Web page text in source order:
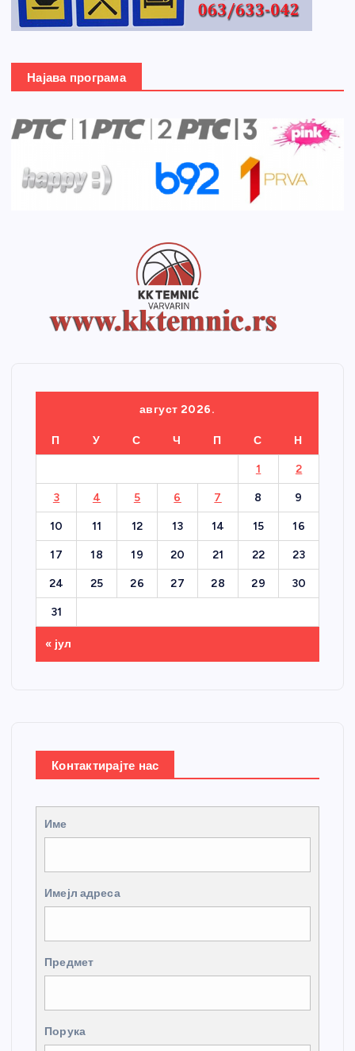
Најава програма
август 2026.
П У С Ч П С Н
1 2
3 4 5 6 7 8 9
10 11 12 13 14 15 16
17 18 19 20 21 22 23
24 25 26 27 28 29 30
31
« јул
Контактирајте нас
Име
Имејл адреса
Предмет
Порука